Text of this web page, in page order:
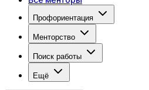
Профориентация
Менторство
Поиск работы
Ещё